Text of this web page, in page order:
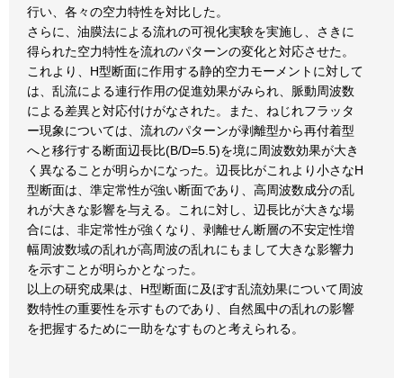
行い、各々の空力特性を対比した。
さらに、油膜法による流れの可視化実験を実施し、さきに
得られた空力特性を流れのパターンの変化と対応させた。
これより、H型断面に作用する静的空力モーメントに対して
は、乱流による連行作用の促進効果がみられ、脈動周波数
による差異と対応付けがなされた。また、ねじれフラッタ
ー現象については、流れのパターンが剥離型から再付着型
へと移行する断面辺長比(B/D=5.5)を境に周波数効果が大き
く異なることが明らかになった。辺長比がこれより小さなH
型断面は、準定常性が強い断面であり、高周波数成分の乱
れが大きな影響を与える。これに対し、辺長比が大きな場
合には、非定常性が強くなり、剥離せん断層の不安定性増
幅周波数域の乱れが高周波の乱れにもまして大きな影響力
を示すことが明らかとなった。
以上の研究成果は、H型断面に及ぼす乱流効果について周波
数特性の重要性を示すものであり、自然風中の乱れの影響
を把握するために一助をなすものと考えられる。